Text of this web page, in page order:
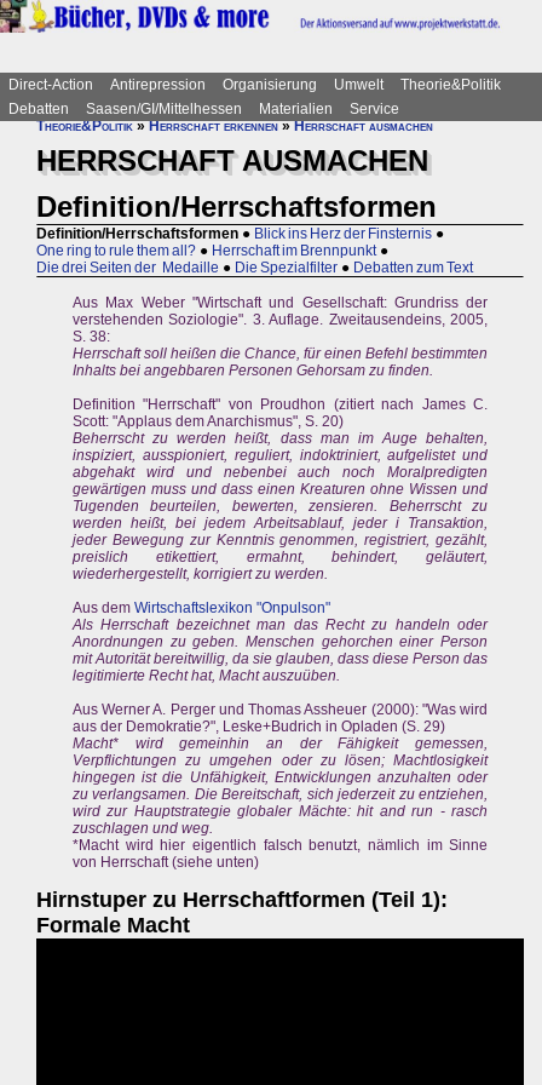
Direct-Action Antirepression Organisierung Umwelt
Theorie&Politik
Debatten
Saasen/GI/Mittelhessen Materialien
Service
Theorie&Politik»Herrschaft erkennen»Herrschaft ausmachen
HERRSCHAFT AUSMACHEN
Definition/Herrschaftsformen
Definition/Herrschaftsformen ● Blick ins Herz der Finsternis ●
One ring to rule them all? ● Herrschaft im Brennpunkt ●
Die drei Seiten der Medaille ● Die Spezialfilter ● Debatten zum Text
Aus Max Weber "Wirtschaft und Gesellschaft: Grundriss der
verstehenden Soziologie". 3. Auflage. Zweitausendeins, 2005,
S. 38:
Herrschaft soll heißen die Chance, für einen Befehl bestimmten
Inhalts bei angebbaren Personen Gehorsam zu finden.
Definition "Herrschaft" von Proudhon (zitiert nach James C.
Scott: "Applaus dem Anarchismus", S. 20)
Beherrscht zu werden heißt, dass man im Auge behalten,
inspiziert, ausspioniert, reguliert, indoktriniert, aufgelistet und
abgehakt wird und nebenbei auch noch Moralpredigten
gewärtigen muss und dass einen Kreaturen ohne Wissen und
Tugenden beurteilen, bewerten, zensieren. Beherrscht zu
werden heißt, bei jedem Arbeitsablauf, jeder i Transaktion,
jeder Bewegung zur Kenntnis genommen, registriert, gezählt,
preislich etikettiert, ermahnt, behindert, geläutert,
wiederhergestellt, korrigiert zu werden.
Aus dem Wirtschaftslexikon "Onpulson"
Als Herrschaft bezeichnet man das Recht zu handeln oder
Anordnungen zu geben. Menschen gehorchen einer Person
mit Autorität bereitwillig, da sie glauben, dass diese Person das
legitimierte Recht hat, Macht auszuüben.
Aus Werner A. Perger und Thomas Assheuer (2000): "Was wird
aus der Demokratie?", Leske+Budrich in Opladen (S. 29)
Macht* wird gemeinhin an der Fähigkeit gemessen,
Verpflichtungen zu umgehen oder zu lösen; Machtlosigkeit
hingegen ist die Unfähigkeit, Entwicklungen anzuhalten oder
zu verlangsamen. Die Bereitschaft, sich jederzeit zu entziehen,
wird zur Hauptstrategie globaler Mächte: hit and run - rasch
zuschlagen und weg.
*Macht wird hier eigentlich falsch benutzt, nämlich im Sinne
von Herrschaft (siehe unten)
Hirnstuper zu Herrschaftformen (Teil 1):
Formale Macht